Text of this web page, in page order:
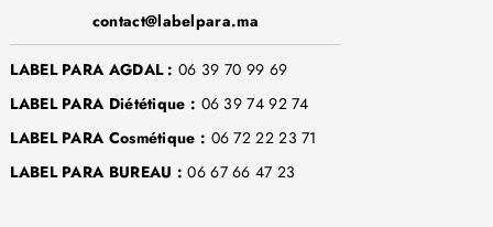
contact@labelpara.ma
LABEL PARA AGDAL : 06 39 70 99 69
LABEL PARA Diététique : 06 39 74 92 74
LABEL PARA Cosmétique : 06 72 22 23 71
LABEL PARA BUREAU : 06 67 66 47 23